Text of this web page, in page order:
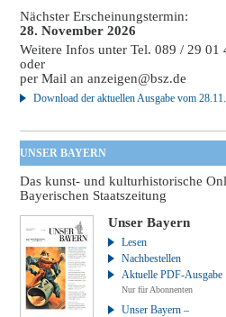
Nächster Erscheinungstermin:
28. November 2026
Weitere Infos unter Tel. 089 / 29 01
oder
per Mail ananzeigen@bsz.de
Download der aktuellen Ausgabe vom
UNSER BAYERN
Das kunst- und kulturhistorische
Bayerischen Staatszeitung
Unser Bayern
Lesen
Nachbestellen
Aktuelle PDF-Ausgabe
Nur für Abonnenten
Unser Bayern –